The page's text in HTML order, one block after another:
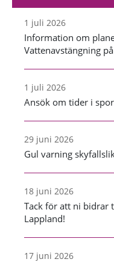
1 juli 2026
Information om
Vattenavstängning
1 juli 2026
Ansök om tider i
29 juni 2026
Gul varning
18 juni 2026
Tack för att ni bidrar
Lappland!
17 juni 2026